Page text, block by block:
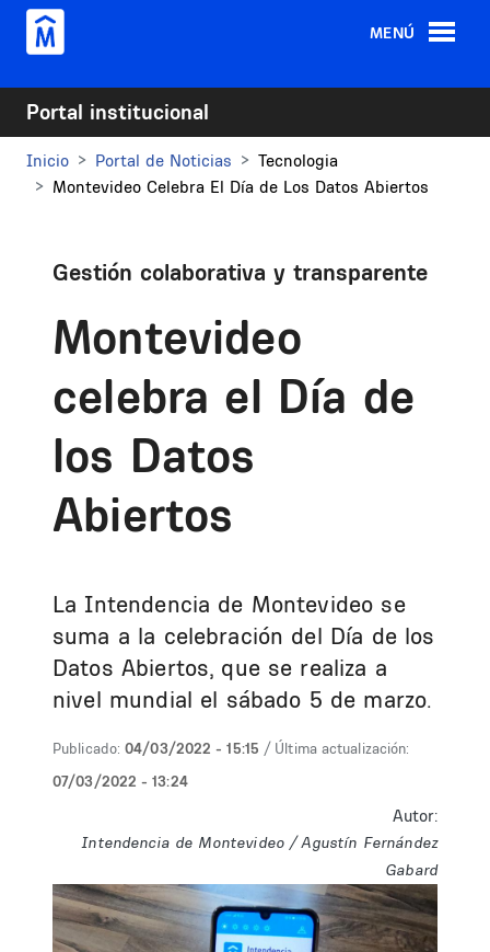
Pasar al contenido principal
MENÚ
Portal institucional
Inicio Portal de Noticias
Tecnologia
Montevideo Celebra El Día de Los Datos Abiertos
Gestión colaborativa y transparente
Montevideo
celebra el Día de
los Datos
Abiertos
La Intendencia de Montevideo se
suma a la celebración del Día de los
Datos Abiertos, que se realiza a
nivel mundial el sábado 5 de marzo.
Publicado: 04/03/2022 - 15:15 / Última actualización:
07/03/2022 - 13:24
Autor:
Intendencia de Montevideo / Agustín Fernández
Gabard